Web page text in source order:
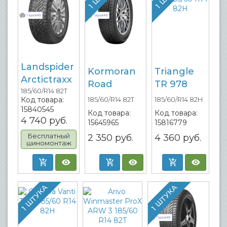
Landspider
Arctictraxx
185/60/R14 82T
Код товара:
15840545
4 740 руб.
Бесплатный
шиномонтаж
Kormoran
Road
185/60/R14 82T
Код товара:
15645965
2 350 руб.
Triangle
TR 978
185/60/R14 82H
Код товара:
15816779
4 360 руб.
1 ШТУКА 1 ШТУКА